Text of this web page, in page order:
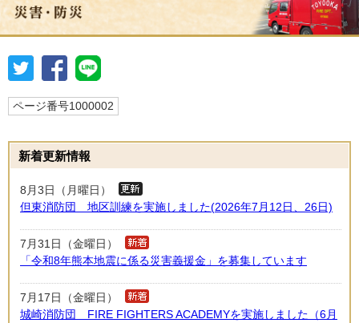
ページ番号1000002
新着更新情報
8月3日（月曜日）
但東消防団 地区訓練を実施しました(2026年7月12日、26日)
7月31日（金曜日）
「令和8年熊本地震に係る災害義援金」を募集しています
7月17日（金曜日）
城崎消防団 FIRE FIGHTERS ACADEMYを実施しました（6月